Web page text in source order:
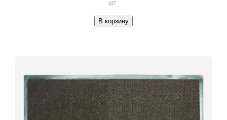
шт
В корзину